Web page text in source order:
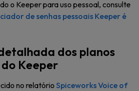
o Keeper para uso pessoal, consulte
de senhas pessoais Keeper é
dos planos
Keeper
no relatório Spiceworks Voice of